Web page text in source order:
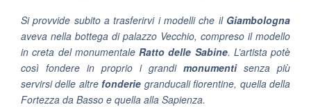
Si provvide subito a trasferirvi i modelli che il Giambologna
aveva nella bottega di palazzo Vecchio, compreso il modello
in creta del monumentale Ratto delle Sabine. L’artista potè
così fondere in proprio i grandi monumentisenza più
servirsi delle altre fonderie granducali fiorentine, quella della
Fortezza da Basso e quella alla Sapienza.